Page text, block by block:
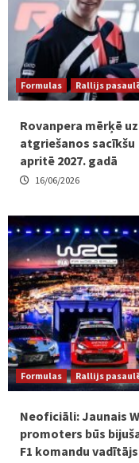
Formulas Rallijs
Rovanpera mērķē uz
atgriešanos sacīkšu
apritē 2027. gadā
16/06/2026
Formulas Rallijs
Neoficiāli: Jaunais
promoters būs
F1 komandu vadītājs